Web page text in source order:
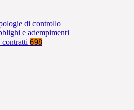
di controllo
e adempimenti
698